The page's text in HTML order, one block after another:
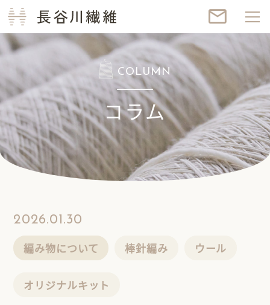
mail_outline
COLUMN
コラム
2026.01.30
編み物について 棒針編み ウール
オリジナルキット